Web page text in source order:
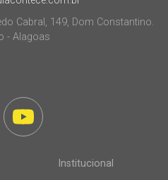
Cabral, 149, Dom Constantino.
- Alagoas
Institucional